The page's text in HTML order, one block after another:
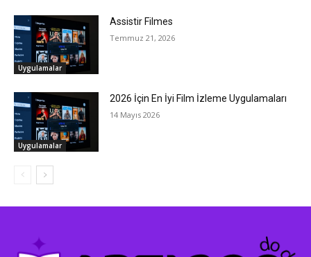
Uygulamalar
Assistir Filmes
Temmuz 21, 2026
Uygulamalar
2026 İçin En İyi Film İzleme Uygulamaları
14 Mayıs 2026